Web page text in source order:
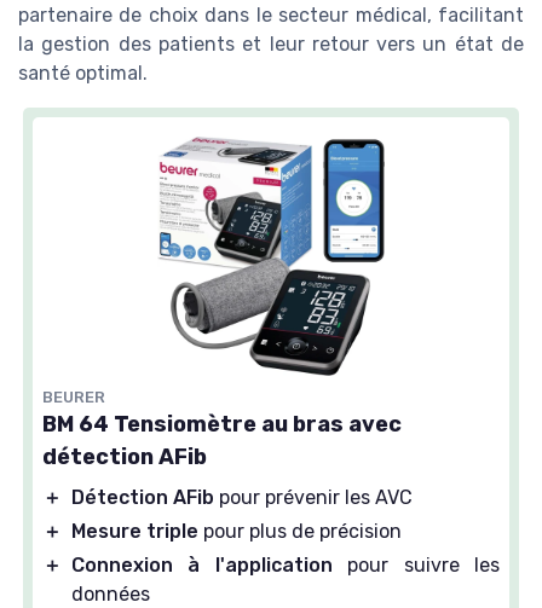
partenaire de choix dans le secteur médical, facilitant
la gestion des patients et leur retour vers un état de
santé optimal.
BEURER
BM 64 Tensiomètre au bras avec
détection AFib
＋ Détection AFib pour prévenir les AVC
＋
Mesure triple pour plus de précision
＋
Connexion à l'application pour suivre les
données